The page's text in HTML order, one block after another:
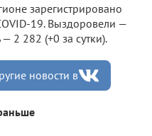
зарегистрировано
19. Выздоровели —
2 282 (+0 за сутки).
новости в